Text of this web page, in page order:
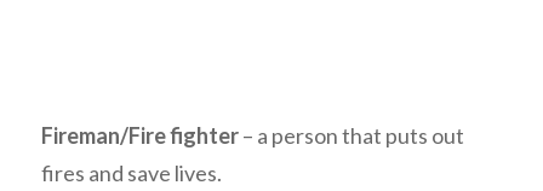
Fireman/Fire fighter– a person that puts out
fires and save lives.